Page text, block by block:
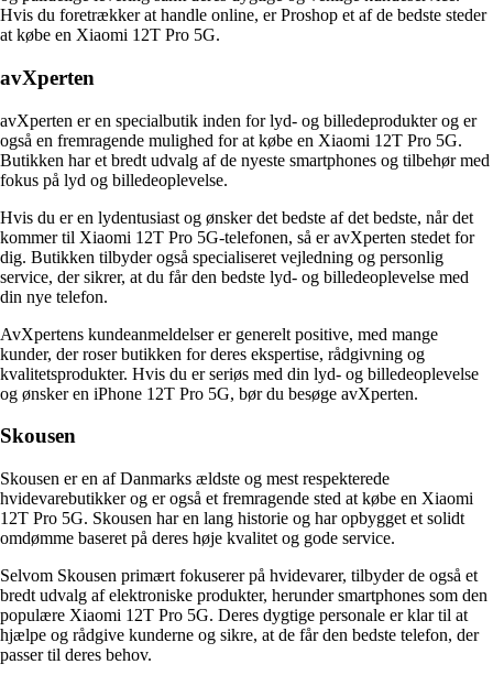
Hvis du foretrækker at handle online, er Proshop et af de bedste steder
at købe en Xiaomi 12T Pro 5G.
avXperten
avXperten er en specialbutik inden for lyd- og billedeprodukter og er
også en fremragende mulighed for at købe en Xiaomi 12T Pro 5G.
Butikken har et bredt udvalg af de nyeste smartphones og tilbehør med
fokus på lyd og billedeoplevelse.
Hvis du er en lydentusiast og ønsker det bedste af det bedste, når det
kommer til Xiaomi 12T Pro 5G-telefonen, så er avXperten stedet for
dig. Butikken tilbyder også specialiseret vejledning og personlig
service, der sikrer, at du får den bedste lyd- og billedeoplevelse med
din nye telefon.
AvXpertens kundeanmeldelser er generelt positive, med mange
kunder, der roser butikken for deres ekspertise, rådgivning og
kvalitetsprodukter. Hvis du er seriøs med din lyd- og billedeoplevelse
og ønsker en iPhone 12T Pro 5G, bør du besøge avXperten.
Skousen
Skousen er en af Danmarks ældste og mest respekterede
hvidevarebutikker og er også et fremragende sted at købe en Xiaomi
12T Pro 5G. Skousen har en lang historie og har opbygget et solidt
omdømme baseret på deres høje kvalitet og gode service.
Selvom Skousen primært fokuserer på hvidevarer, tilbyder de også et
bredt udvalg af elektroniske produkter, herunder smartphones som den
populære Xiaomi 12T Pro 5G. Deres dygtige personale er klar til at
hjælpe og rådgive kunderne og sikre, at de får den bedste telefon, der
passer til deres behov.